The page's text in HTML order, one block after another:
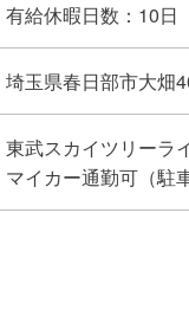
有給休暇日数：10日
埼玉県春日部市大畑
東武スカイツリーラ
マイカー通勤可（駐